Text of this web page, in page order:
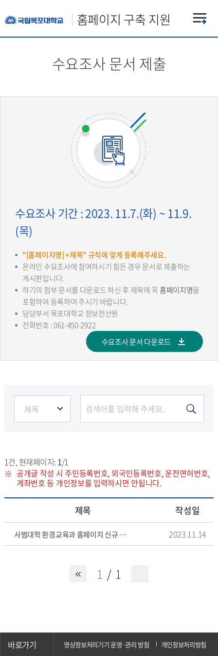
홈페이지 구축 지원
수요조사 문서 제출
수요조사 기간 : 2023. 11.7.(화) ~ 11.9.
(목)
"[홈페이지명] +제목" 규칙에 맞게 등록해주세요.
온라인 수요조사에 참여하시기 힘든 경우 문서로 제출하는
게시판입니다.
하기의 첨부 문서를 다운로드 하신 후 제목에 꼭 홈페이지명을
포함하여 등록하여 주시기 바랍니다.
담당부서 목포대학교 정보전산원
전화번호 : 061-450-2922
수요조사 문서 다운로드
1건, 현재페이지: 1/1
공개글 작성 시 주민등록번호, 외국인등록번호, 운전면허번호,
계좌번호 등 개인정보를 입력하시면 안됩니다.
제목 작성일
사범대학 환경교육과 홈페이지 신규 구축 2023.11.14
1 1
바로가기 영상정보처리기기 운영·관리 방침 개인정보처리방침